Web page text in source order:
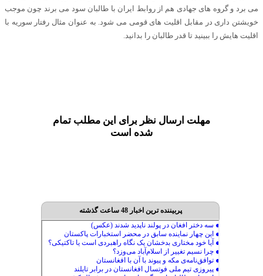
می برد و گروه های جهادی هم از روابط ایران با طالبان سود می برند چون موجب
خویشتن داری در مقابل اقلیت های قومی می شود. به عنوان مثال رفتار سوریه با
اقلیت هایش را ببینید تا قدر طالبان را بدانید.
مهلت ارسال نظر برای این مطلب تمام
شده است
پربیننده ترین اخبار 48 ساعت گذشته